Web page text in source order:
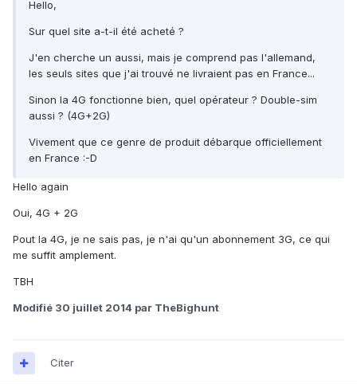
Hello,
Sur quel site a-t-il été acheté ?
J'en cherche un aussi, mais je comprend pas l'allemand,
les seuls sites que j'ai trouvé ne livraient pas en France...
Sinon la 4G fonctionne bien, quel opérateur ? Double-sim
aussi ? (4G+2G)
Vivement que ce genre de produit débarque officiellement
en France :-D
Hello again
Oui, 4G + 2G
Pout la 4G, je ne sais pas, je n'ai qu'un abonnement 3G, ce qui
me suffit amplement.
TBH
Modifié 30 juillet 2014 par TheBighunt
Citer